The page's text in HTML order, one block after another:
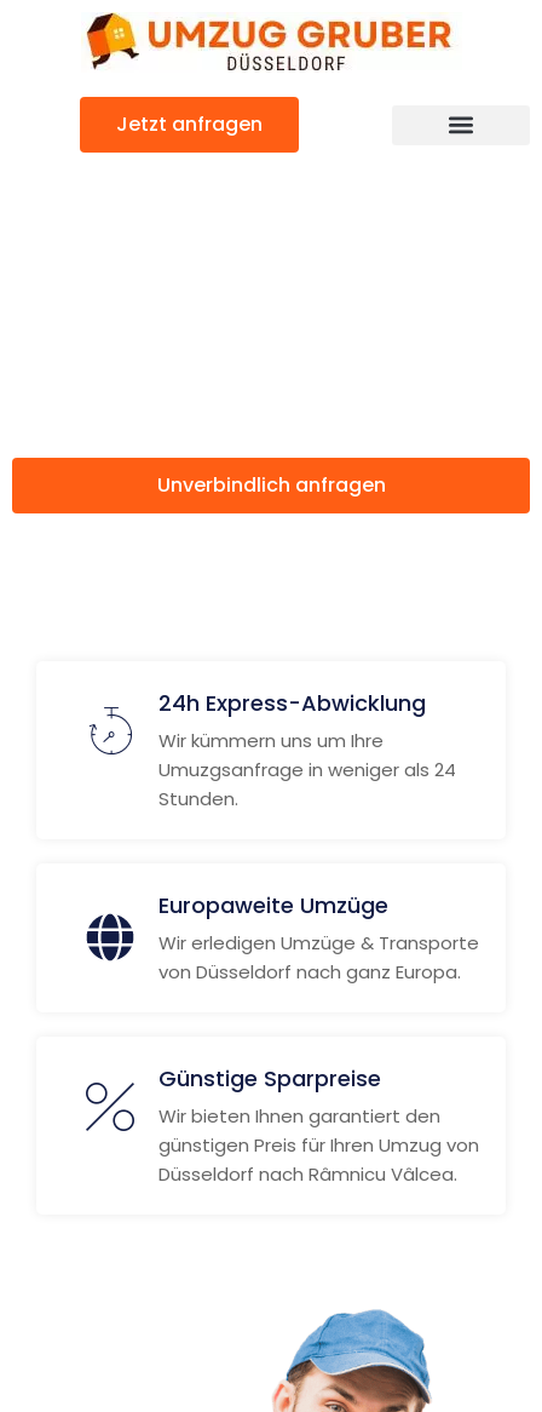
Jetzt anfragen
Unverbindlich anfragen
24h Express-Abwicklung
Wir kümmern uns um Ihre
Umuzgsanfrage in weniger als 24
Stunden.
Europaweite Umzüge
Wir erledigen Umzüge & Transporte
von Düsseldorf nach ganz Europa.
Günstige Sparpreise
Wir bieten Ihnen garantiert den
günstigen Preis für Ihren Umzug von
Düsseldorf nach Râmnicu Vâlcea.